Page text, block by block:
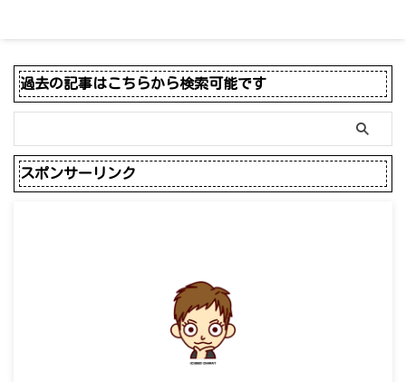
過去の記事はこちらから検索可能です
スポンサーリンク